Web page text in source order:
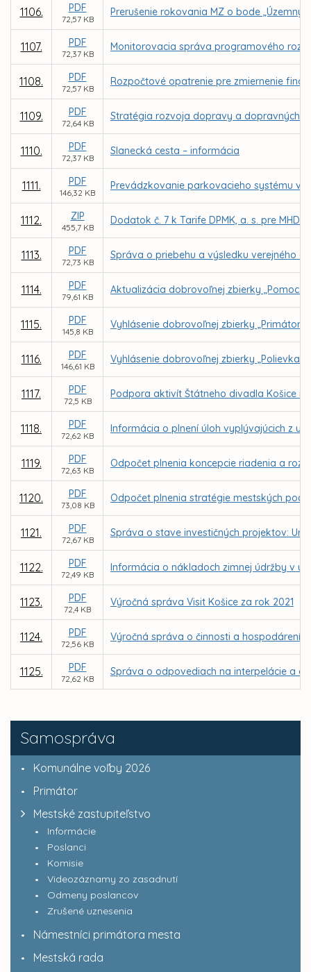
Samospráva
Komunálne voľby 2026
Primátor
Mestské zastupiteľstvo
Informácie
Poslanci
Komisie
Videozáznamy zo zasadnutí
Odmeny poslancov
Zrušené uznesenia
Námestníci primátora mesta
Mestská rada
1106. PDF
72,57 KB
Prerušenie rokovania MZ o bode „Územný
1107. PDF
72,37 KB
Monitorovacia správa programového
1108. PDF
72,57 KB
Rozpočtové opatrenie pre zmiernenie
1109. PDF
72,64 KB
Stratégia rozvoja dopravy a dopravných
1110. PDF
72,37 KB
Slanecká cesta – informácia
1111. PDF
146,32 KB
Prevádzkovanie parkovacieho systému v
1112. ZIP
455,7 KB
Dodatok č. 7 k Tarife DPMK, a. s. pre MHD
1113. PDF
72,73 KB
Správa o priebehu a výsledku verejného
1114. PDF
79,61 KB
Aktualizácia dobrovoľnej zbierky „Pomoc
1115. PDF
145,8 KB
Vyhlásenie dobrovoľnej zbierky
1116. PDF
146,61 KB
Vyhlásenie dobrovoľnej zbierky „Polievka
1117. PDF
72,5 KB
Podpora aktivít Štátneho divadla Košice
1118. PDF
72,62 KB
Informácia o plnení úloh vyplývajúcich z
1119. PDF
72,63 KB
Odpočet plnenia koncepcie riadenia a
1120. PDF
73,08 KB
Odpočet plnenia stratégie mestských
1121. PDF
72,67 KB
Správa o stave investičných projektov:
1122. PDF
72,49 KB
Informácia o nákladoch zimnej údržby v
1123. PDF
72,4 KB
Výročná správa Visit Košice za rok 2021
1124. PDF
72,56 KB
Výročná správa o činnosti a hospodárení
1125. PDF
72,62 KB
Správa o odpovediach na interpelácie a